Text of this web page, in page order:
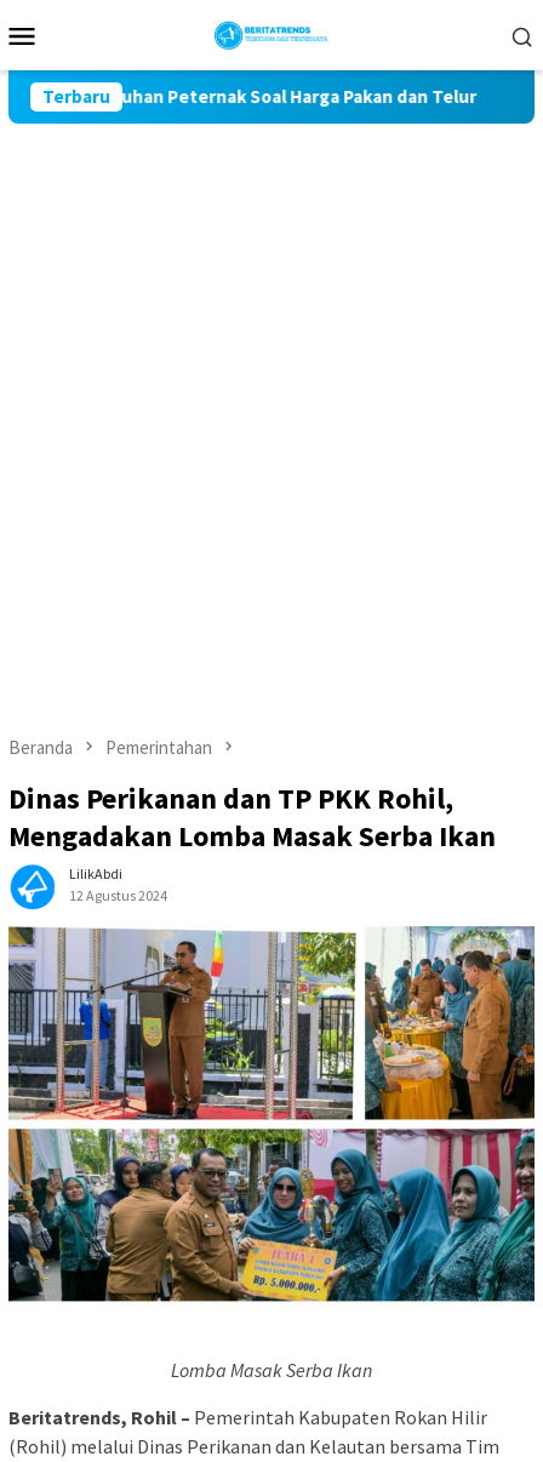
ke
Mobile
Terbaru
Keluhan Peternak Soal Harga Pakan dan Telur TAK
Beranda Pemerintahan
Dinas Perikanan dan TP PKK Rohil,
Mengadakan Lomba Masak Serba Ikan
LilikAbdi
12 Agustus 2024
Lomba Masak Serba Ikan
Beritatrends, Rohil – Pemerintah Kabupaten Rokan Hilir
(Rohil) melalui Dinas Perikanan dan Kelautan bersama Tim